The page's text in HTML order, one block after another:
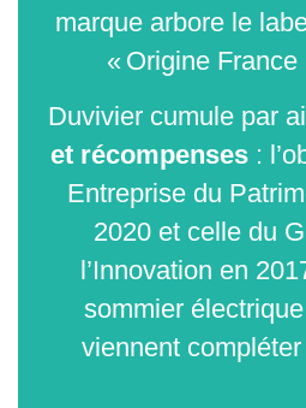
marque arbore le
« Origine France
Duvivier cumule par
et récompenses :
Entreprise du
2020 et celle du
l’Innovation en
sommier
viennent